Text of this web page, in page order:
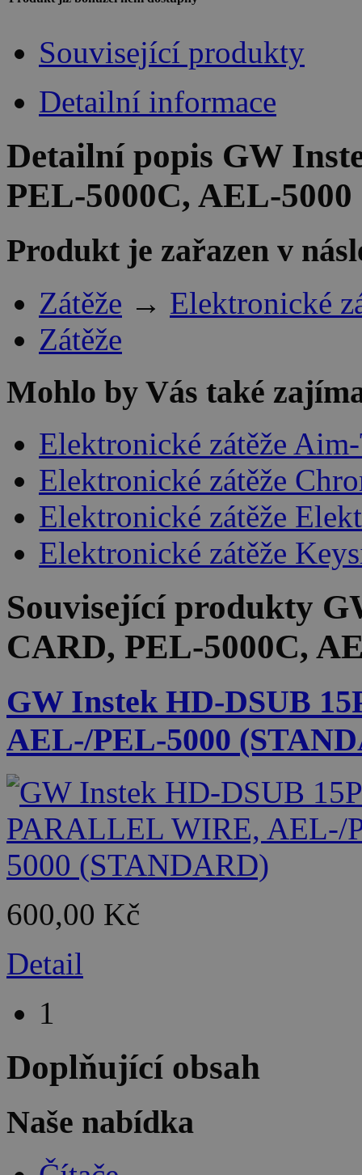
Související produkty
Detailní informace
Detailní popis GW
PEL-5000C, AEL-5000
Produkt je zařazen v
Zátěže → Elektronické
Zátěže
Mohlo by Vás také
Elektronické zátěže
Elektronické zátěže
Elektronické zátěže
Elektronické zátěže
Související produkty
CARD, PEL-5000C,
GW Instek HD-DSUB
AEL-/PEL-5000
600,00 Kč
Detail
1
Doplňující obsah
Naše nabídka